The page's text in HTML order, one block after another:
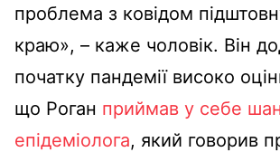
проблема з ковідом
краю», – каже чоловік. Він
початку пандемії високо
що Роган приймав у себе
епідеміолога, який говорив